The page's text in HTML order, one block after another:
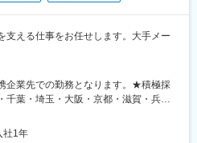
支える仕事をお任せします。大手メー
企業先での勤務となります。★積極採
千葉・埼玉・大阪・京都・滋賀・兵
地は希望を最大限考慮して決定しま
社1年